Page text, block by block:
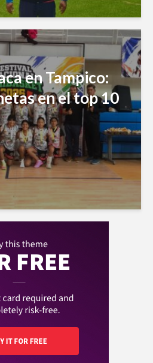
en Tampico:
en el top 10